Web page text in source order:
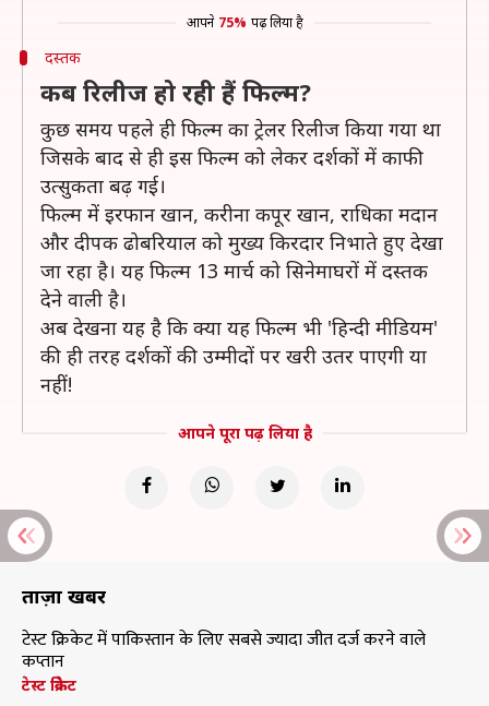
आपने 75% पढ़ लिया है
दस्तक
कब रिलीज हो रही हैं फिल्म?
कुछ समय पहले ही फिल्म का ट्रेलर रिलीज किया गया था
जिसके बाद से ही इस फिल्म को लेकर दर्शकों में काफी
उत्सुकता बढ़ गई।
फिल्म में इरफान खान, करीना कपूर खान, राधिका मदान
और दीपक ढोबरियाल को मुख्य किरदार निभाते हुए देखा
जा रहा है। यह फिल्म 13 मार्च को सिनेमाघरों में दस्तक
देने वाली है।
अब देखना यह है कि क्या यह फिल्म भी 'हिन्दी मीडियम'
की ही तरह दर्शकों की उम्मीदों पर खरी उतर पाएगी या
नहीं!
आपने पूरा पढ़ लिया है
ताज़ा खबरें
टेस्ट क्रिकेट में पाकिस्तान के लिए सबसे ज्यादा जीत दर्ज करने वाले
कप्तान
टेस्ट क्रिकेट